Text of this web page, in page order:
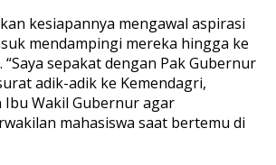
kesiapannya mengawal aspirasi
mendampingi mereka hingga ke
sepakat dengan Pak Gubernur
adik-adik ke Kemendagri,
Wakil Gubernur agar
mahasiswa saat bertemu di